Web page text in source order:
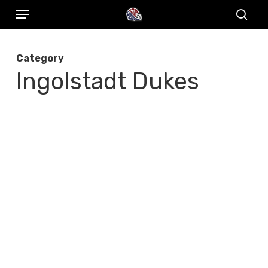
Skip
content
Menu
Category
Ingolstadt Dukes